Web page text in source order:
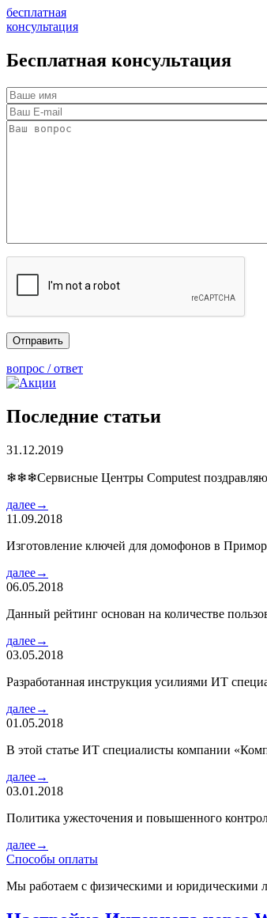
бесплатная
консультация
Бесплатная консультация
вопрос / ответ
Последние статьи
31.12.2019
❄❄❄Сервисные Центры Computest
далее→
11.09.2018
Изготовление ключей для домофонов в
далее→
06.05.2018
Данный рейтинг основан на количестве
далее→
03.05.2018
Разработанная инструкция усилиями ИТ
далее→
01.05.2018
В этой статье ИТ специалисты компании
далее→
03.01.2018
Политика ужесточения и повышенного
далее→
Способы оплаты
Мы работаем с физическими и юридическими